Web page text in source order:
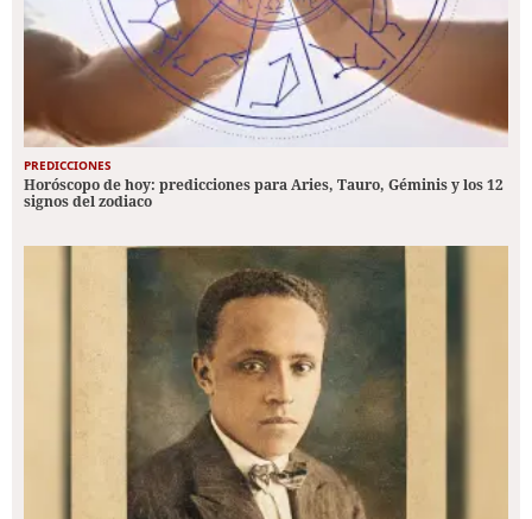
PREDICCIONES
Horóscopo de hoy: predicciones para Aries, Tauro, Géminis y los 12
signos del zodiaco